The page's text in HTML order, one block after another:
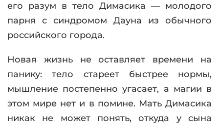
его разум в тело Димасика — молодого
парня с синдромом Дауна из обычного
российского города.
Новая жизнь не оставляет времени на
панику: тело стареет быстрее нормы,
мышление постепенно угасает, а магии в
этом мире нет и в помине. Мать Димасика
никак не может понять, откуда у сына